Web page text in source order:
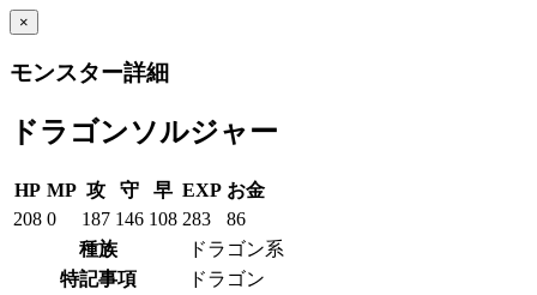
×
モンスター詳細
ドラゴンソルジャー
HP MP 攻 守 早 EXP お金
208 0 187 146 108 283
86
種族
ドラゴン系
特記事項
ドラゴン